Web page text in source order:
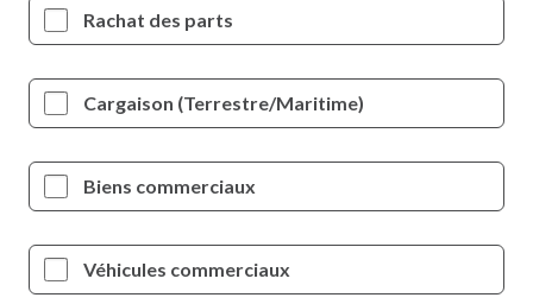
Rachat des parts
Cargaison (Terrestre/Maritime)
Biens commerciaux
Véhicules commerciaux